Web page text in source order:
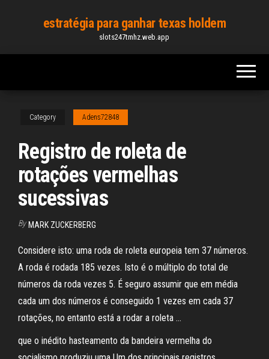
content
estratégia para ganhar texas holdem
slots247tmhz.web.app
Category Adens72848
Registro de roleta de
rotações vermelhas
sucessivas
By MARK ZUCKERBERG
Considere isto: uma roda de roleta europeia tem 37 números.
A roda é rodada 185 vezes. Isto é o múltiplo do total de
números da roda vezes 5. É seguro assumir que em média
cada um dos números é conseguido 1 vezes em cada 37
rotações, no entanto está a rodar a roleta …
que o inédito hasteamento da bandeira vermelha do